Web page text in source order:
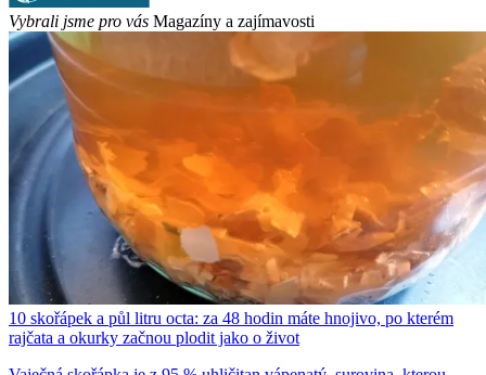
Vybrali jsme pro vás Magazíny a zajímavosti
10 skořápek a půl litru octa: za 48 hodin máte hnojivo, po kterém
rajčata a okurky začnou plodit jako o život